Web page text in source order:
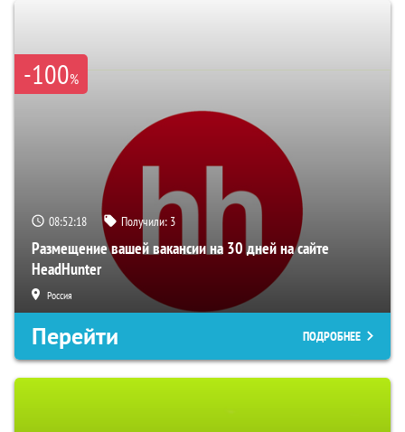
-100%
08:52:17 Получили: 3
Размещение вашей вакансии на 30 дней на сайте
HeadHunter
Россия
Перейти ПОДРОБНЕЕ